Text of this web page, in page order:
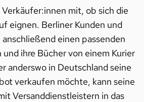
mit, ob sich die
eignen. Berliner Kunden und
einen passenden
ihre Bücher von einem Kurier
anderswo in Deutschland seine
verkaufen möchte, kann seine
Versanddienstleistern in das